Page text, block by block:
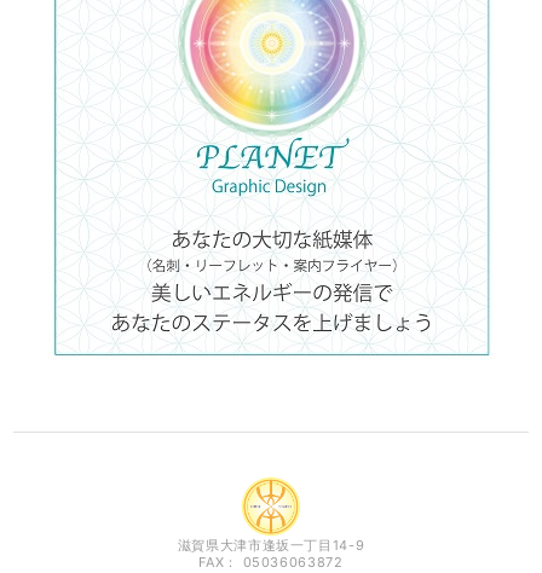
滋賀県大津市逢坂一丁目14-9
FAX： 05036063872